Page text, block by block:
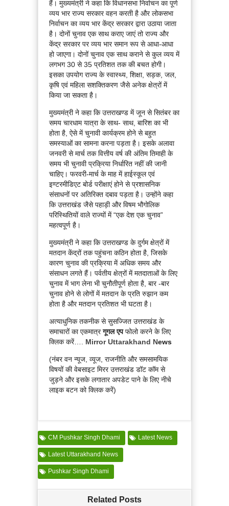
हैं। मुख्यमंत्री ने कहा कि विधानसभा निर्वाचन का पूर्ण
व्यय भार राज्य सरकार वहन करती है और लोकसभा
निर्वाचन का व्यय भार केंद्र सरकार द्वारा उठाया जाता
है। दोनों चुनाव एक साथ कराए जाएं तो राज्य और
केंद्र सरकार पर व्यय भार समान रूप से आधा-आधा
हो जाएगा। दोनों चुनाव एक साथ कराने से कुल व्यय में
लगभग 30 से 35 प्रतिशत तक की बचत होगी।
इसका उपयोग राज्य के स्वास्थ्य, शिक्षा, सड़क, जल,
कृषि एवं महिला सशक्तिकरण जैसे अनेक क्षेत्रों में
किया जा सकता है।
मुख्यमंत्री ने कहा कि उत्तराखण्ड में जून से सितंबर का
समय चारधाम यात्रा के साथ- साथ, बारिश का भी
होता है, ऐसे में चुनावी कार्यक्रम होने से बहुत
समस्याओं का सामना करना पड़ता है। इसके अलावा
जनवरी से मार्च तक वित्तीय वर्ष की अंतिम तिमाही के
समय भी चुनावी प्रक्रिया निर्धारित नहीं की जानी
चाहिए। फरवरी-मार्च के माह में हाईस्कूल एवं
इण्टरमीडिएट बोर्ड परीक्षाएं होने से प्रशासनिक
संसाधनों पर अतिरिक्त दबाव पड़ता है। उन्होंने कहा
कि उत्तराखंड जैसे पहाड़ी और विषम भौगोलिक
परिस्थितियों वाले राज्यों में “एक देश एक चुनाव”
महत्वपूर्ण है।
मुख्यमंत्री ने कहा कि उत्तराखण्ड के दुर्गम क्षेत्रों में
मतदान केंद्रों तक पहुंचना कठिन होता है, जिसके
कारण चुनाव की प्रक्रिया में अधिक समय और
संसाधन लगते हैं। पर्वतीय क्षेत्रों में मतदाताओं के लिए
चुनाव में भाग लेना भी चुनौतीपूर्ण होता है, बार -बार
चुनाव होने से लोगों में मतदान के प्रति रुझान कम
होता है और मतदान प्रतिशत भी घटता है।
अत्याधुनिक तकनीक से सुसज्जित उत्तराखंड के
समाचारों का एकमात्रगूगल एपफोलो करने के लिए
क्लिक करें…. Mirror Uttarakhand News
(नंबर वन न्यूज, व्यूज, राजनीति और समसामयिक
विषयों की वेबसाइट मिरर उत्तराखंड डॉट कॉम से
जुड़ने और इसके लगातार अपडेट पाने के लिए नीचे
लाइक बटन को क्लिक करें)
CM Pushkar Singh Dhami Latest News
Latest Uttarakhand News
Pushkar Singh Dhami
Related Posts